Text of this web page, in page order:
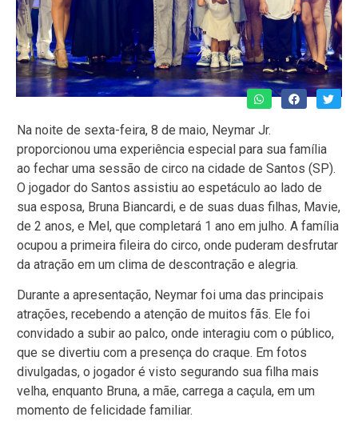
Na noite de sexta-feira, 8 de maio, Neymar Jr.
proporcionou uma experiência especial para sua família
ao fechar uma sessão de circo na cidade de Santos (SP).
O jogador do Santos assistiu ao espetáculo ao lado de
sua esposa, Bruna Biancardi, e de suas duas filhas, Mavie,
de 2 anos, e Mel, que completará 1 ano em julho. A família
ocupou a primeira fileira do circo, onde puderam desfrutar
da atração em um clima de descontração e alegria.
Durante a apresentação, Neymar foi uma das principais
atrações, recebendo a atenção de muitos fãs. Ele foi
convidado a subir ao palco, onde interagiu com o público,
que se divertiu com a presença do craque. Em fotos
divulgadas, o jogador é visto segurando sua filha mais
velha, enquanto Bruna, a mãe, carrega a caçula, em um
momento de felicidade familiar.